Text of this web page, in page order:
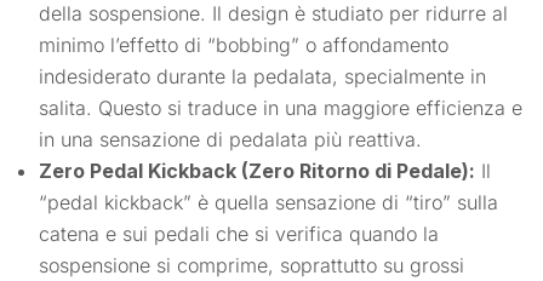
della sospensione. Il design è studiato per ridurre al
minimo l’effetto di “bobbing” o affondamento
indesiderato durante la pedalata, specialmente in
salita. Questo si traduce in una maggiore efficienza e
in una sensazione di pedalata più reattiva.
Zero Pedal Kickback (Zero Ritorno di Pedale): Il
“pedal kickback” è quella sensazione di “tiro” sulla
catena e sui pedali che si verifica quando la
sospensione si comprime, soprattutto su grossi